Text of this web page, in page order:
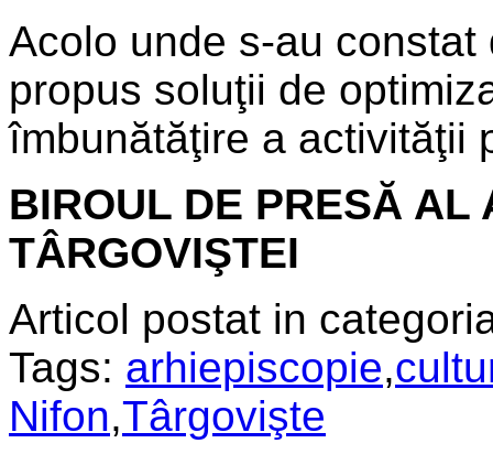
Acolo unde s-au
propus soluţii de
îmbunătăţire a activităţii
BIROUL DE PRESĂ AL
TÂRGOVIŞTEI
Articol postat in
Tags: arhiepiscopie,
Nifon,Târgovişte